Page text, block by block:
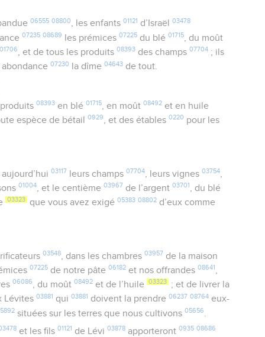
06555 08800, les enfants 01121 d’Israël 03478
07235 08689 les prémices07225 du blé01715 , du moût
01706, et de tous les produits08393 des champs07704 ; ils
abondance07230 la dîme04643 de tout.
08393en blé 01715, en moût 08492et en huile
espèce de bétail0929 , et des étables0220 pour les
03117 leurs champs 07704, leurs vignes 03754,
01004 , et le centième03967 de l’argent03701 , du blé
03323 que vous avez exigé05383 08802 d’eux comme
03548, dans les chambres 03957 de la maison
07225 de notre pâte06182 et nos offrandes08641
06086, du moût08492 et de l’huile 03323
; et de livrer la
Lévites03881 qui03881 doivent la prendre06237 08764 eux-
situées sur les terres que nous cultivons05656
et les fils 01121 de Lévi 03878apporteront 0935 08686